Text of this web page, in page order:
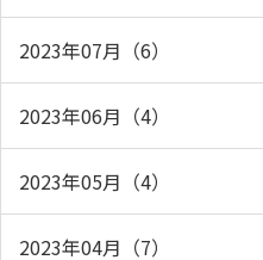
2023年07月（6）
2023年06月（4）
2023年05月（4）
2023年04月（7）